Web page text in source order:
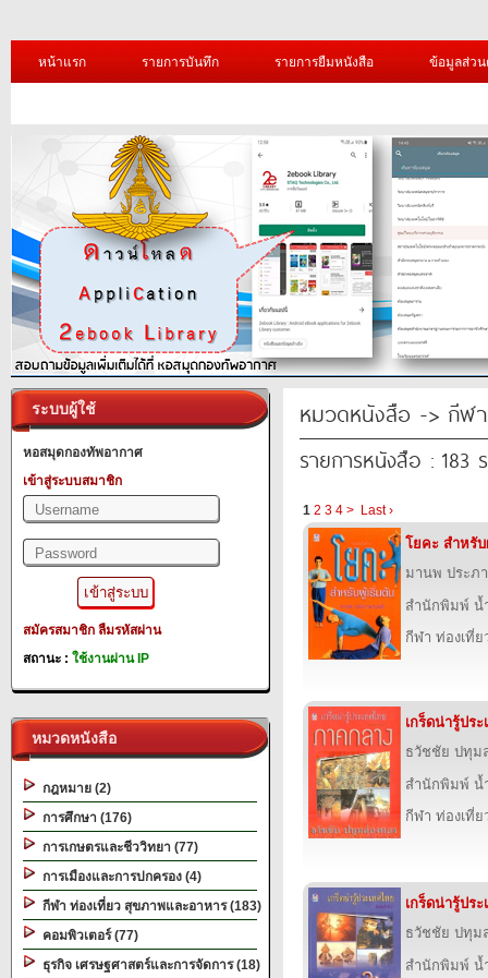
หน้าแรก รายการบันทึก รายการยืมหนังสือ ข้อมูลส่ว
ระบบผู้ใช้
หอสมุดกองทัพอากาศ
เข้าสู่ระบบสมาชิก
สมัครสมาชิก ลืมรหัสผ่าน
สถานะ : ใช้งานผ่าน IP
หมวดหนังสือ
กฎหมาย (2)
การศึกษา (176)
การเกษตรและชีววิทยา (77)
การเมืองและการปกครอง (4)
กีฬา ท่องเที่ยว สุขภาพและอาหาร (183)
คอมพิวเตอร์ (77)
ธุรกิจ เศรษฐศาสตร์และการจัดการ (18)
หมวดหนังสือ -> กีฬา
รายการหนังสือ : 183
1 2 3 4 > Last ›
โยคะ สำหรั
มานพ ประภ
สำนักพิมพ์ น้
กีฬา ท่องเที่
เกร็ดน่ารู้ปร
ธวัชชัย ปทุม
สำนักพิมพ์ น้
กีฬา ท่องเที่
เกร็ดน่ารู้ปร
ธวัชชัย ปทุม
สำนักพิมพ์ น้